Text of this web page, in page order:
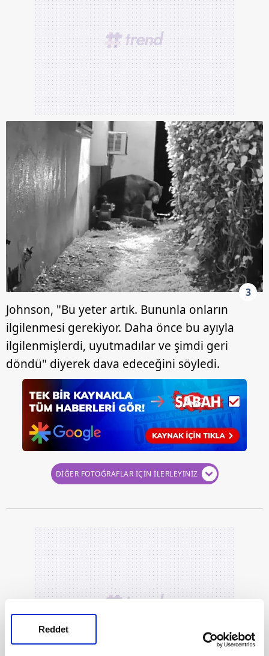
Reddet
3
Johnson, "Bu yeter artık. Bununla onların
ilgilenmesi gerekiyor. Daha önce bu ayıyla
ilgilenmişlerdi, uyutmadılar ve şimdi geri
döndü" diyerek dava edeceğini söyledi.
DİĞER FOTOĞRAFLAR İÇİN İLERLEYİNİZ